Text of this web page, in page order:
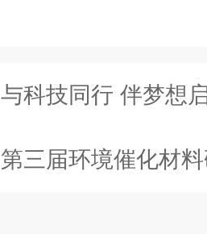
与科技同行 伴梦想启航 杜克泰
第三届环境催化材料研讨会